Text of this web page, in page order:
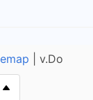
| v.Do